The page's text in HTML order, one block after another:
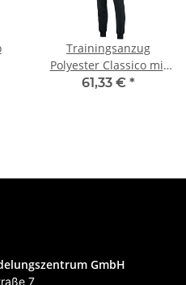
Trainingsanzug
Polyester Classico mit
Kapuze
61,33 € *
GmbH
7